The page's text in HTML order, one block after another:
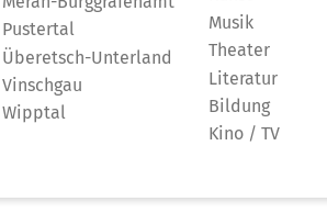
Pustertal
Überetsch-Unterland
Vinschgau
Wipptal
Musik
Theater
Literatur
Bildung
Kino / TV